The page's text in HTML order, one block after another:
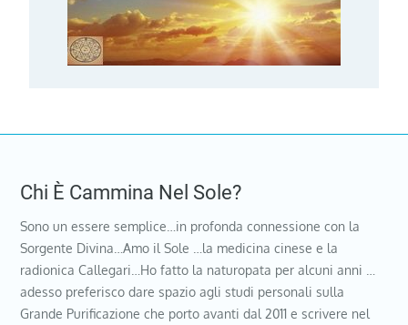
Chi È Cammina Nel Sole?
Sono un essere semplice…in profonda connessione con la
Sorgente Divina…Amo il Sole …la medicina cinese e la
radionica Callegari…Ho fatto la naturopata per alcuni anni …
adesso preferisco dare spazio agli studi personali sulla
Grande Purificazione che porto avanti dal 2011 e scrivere nel